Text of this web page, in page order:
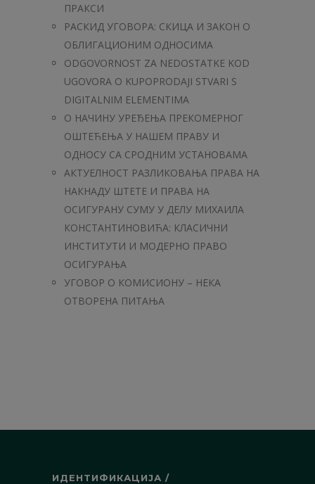
ПРАКСИ
РАСКИД УГОВОРА: СКИЦА И ЗАКОН О
ОБЛИГАЦИОНИМ ОДНОСИМА
ODGOVORNOST ZA NEDOSTATKE KOD
UGOVORA O KUPOPRODAJI STVARI S
DIGITALNIM ELEMENTIMA
О НАЧИНУ УРЕЂЕЊА ПРЕКОМЕРНОГ
ОШТЕЋЕЊА У НАШЕМ ПРАВУ И
ОДНОСУ СА СРОДНИМ УСТАНОВАМА
АКТУЕЛНОСТ РАЗЛИКОВАЊА ПРАВА НА
НАКНАДУ ШТЕТЕ И ПРАВА НА
ОСИГУРАНУ СУМУ У ДЕЛУ МИХАИЛА
КОНСТАНТИНОВИЋА: КЛАСИЧНИ
ИНСТИТУТИ И МОДЕРНО ПРАВО
ОСИГУРАЊА
УГОВОР О КОМИСИОНУ – НЕКА
ОТВОРЕНА ПИТАЊА
ИДЕНТИФИКАЦИЈА /